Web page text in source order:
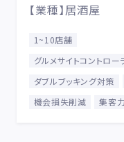
【業種】居酒屋
1~10店舗
グルメサイトコントロー
ダブルブッキング対策
機会損失削減
集客